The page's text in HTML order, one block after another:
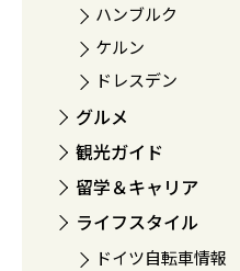
ハンブルク
ケルン
ドレスデン
グルメ
観光ガイド
留学＆キャリア
ライフスタイル
ドイツ自転車情報